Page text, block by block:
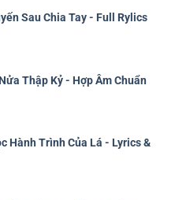
Sau Chia Tay - Full Rylics
Thập Kỷ - Hợp Âm Chuẩn
Hành Trình Của Lá - Lyrics &